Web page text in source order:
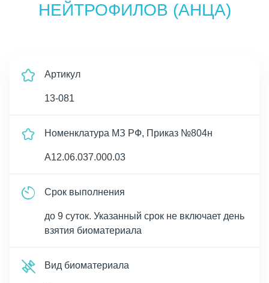
НЕЙТРОФИЛОВ (АНЦА)
Артикул
13-081
Номенклатура МЗ РФ, Приказ №804н
A12.06.037.000.03
Срок выполнения
до 9 суток. Указанный срок не включает день
взятия биоматериала
Вид биоматериала